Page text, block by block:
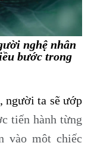
nghệ nhân
bước trong
người ta sẽ ướp
tiến hành từng
vào một chiếc